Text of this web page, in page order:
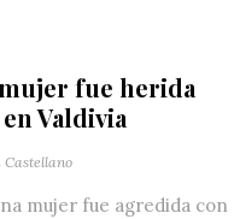
fue herida
Valdivia
mujer fue agredida con